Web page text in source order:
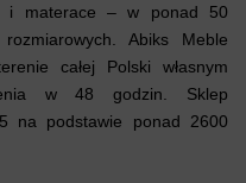
i materace – w ponad 50
Abiks Meble
całej Polski własnym
w 48 godzin. Sklep
na podstawie ponad 2600